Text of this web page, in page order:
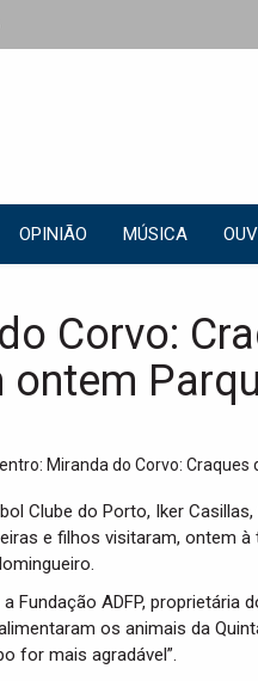
OPINIÃO MÚSICA
Corvo:
ontem
Clube do Porto, Iker
e filhos visitaram, ontem
Fundação ADFP,
os animais da
for mais agradável”.